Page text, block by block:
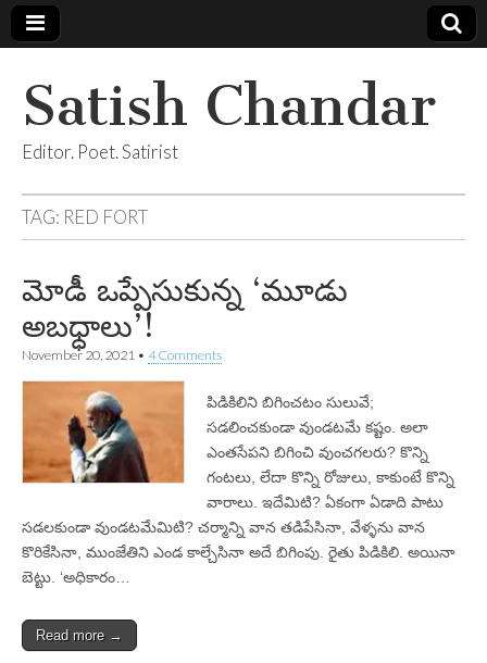
Satish Chandar
Editor. Poet. Satirist
TAG: RED FORT
మోడీ ఒప్పేసుకున్న ‘మూడు
అబధ్ధాలు’!
November 20, 2021 • 4 Comments
పిడికిలిని బిగించటం సులువే;
సడలించకుండా వుండటమే కష్టం. అలా
ఎంతసేపని బిగించి వుంచగలరు? కొన్ని
గంటలు, లేదా కొన్ని రోజులు, కాకుంటే కొన్ని
వారాలు. ఇదేమిటి? ఏకంగా ఏడాది పాటు
సడలకుండా వుండటమేమిటి? చర్మాన్ని వాన తడిపేసినా, వేళ్ళను వాన
కొరికేసినా, ముంజేతిని ఎండ కాల్చేసినా అదే బిగింపు. రైతు పిడికిలి. అయినా
బెట్టు. ‘అధికారం…
Read more →